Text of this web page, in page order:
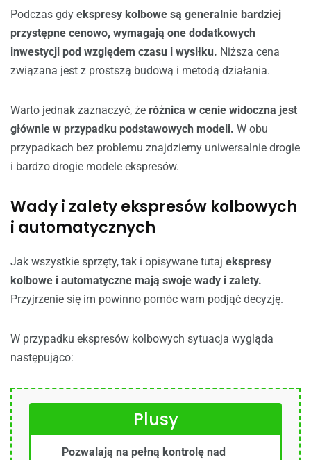
Podczas gdy ekspresy kolbowe są generalnie bardziej
przystępne cenowo, wymagają one dodatkowych
inwestycji pod względem czasu i wysiłku. Niższa cena
związana jest z prostszą budową i metodą działania.
Warto jednak zaznaczyć, że różnica w cenie widoczna jest
głównie w przypadku podstawowych modeli. W obu
przypadkach bez problemu znajdziemy uniwersalnie drogie
i bardzo drogie modele ekspresów.
Wady i zalety ekspresów kolbowych
i automatycznych
Jak wszystkie sprzęty, tak i opisywane tutaj ekspresy
kolbowe i automatyczne mają swoje wady i zalety.
Przyjrzenie się im powinno pomóc wam podjąć decyzję.
W przypadku ekspresów kolbowych sytuacja wygląda
następująco:
Plusy
Pozwalają na pełną kontrolę nad